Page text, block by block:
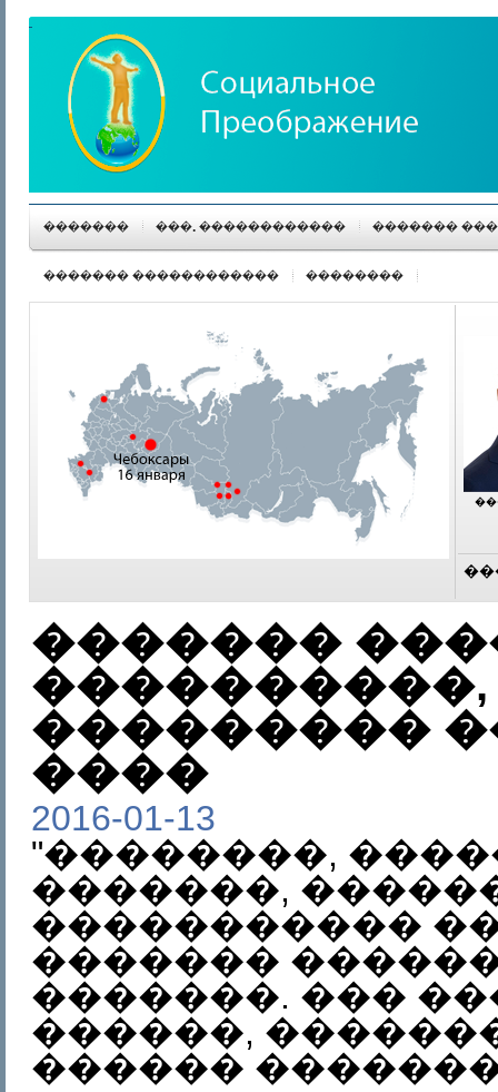
������� ���. ������������ �������
������� ������������ ��������
�������
���������
����
2016-01-13
"��������,
�������,
�����������
�������
�������. ���
������,
������